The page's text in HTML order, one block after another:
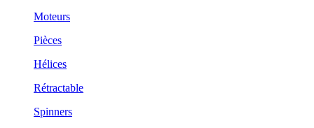
Moteurs
Pièces
Hélices
Rétractable
Spinners